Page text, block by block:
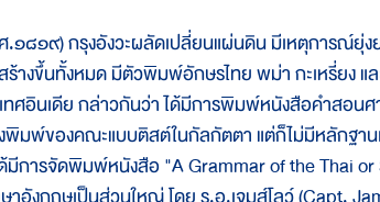
๙) กรุงอังวะผลัดเปลี่ยนแผ่นดิน มีเหตุการณ์ยุ่ง
งขึ้นทั้งหมด มีตัวพิมพ์อักษรไทย พม่า กะเหรี่ยง แ
ทศอินเดีย กล่าวกันว่า ได้มีการพิมพ์หนังสือคำสอน
พิมพ์ของคณะแบบติสต์ในกัลกัตตา แต่ก็ไม่มีหลักฐาน
ารจัดพิมพ์หนังสือ "A Grammar of the Thai or